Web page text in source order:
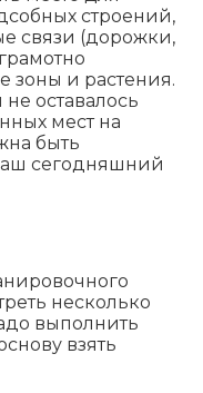
строений,
связи (дорожки,
зоны и растения.
оставалось
мест на
быть
сегодняшний
несколько
выполнить
взять